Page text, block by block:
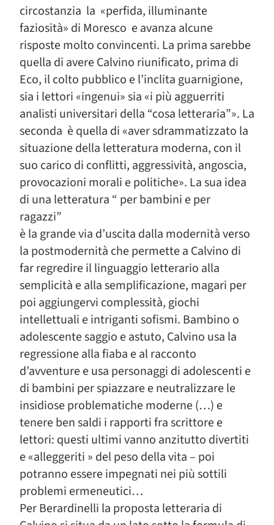
circostanzia la «perfida, illuminante
faziosità» di Moresco e avanza alcune
risposte molto convincenti. La prima sarebbe
quella di avere Calvino riunificato, prima di
Eco, il colto pubblico e l’inclita guarnigione,
sia i lettori «ingenui» sia «i più agguerriti
analisti universitari della “cosa letteraria”». La
seconda è quella di «aver sdrammatizzato la
situazione della letteratura moderna, con il
suo carico di conflitti, aggressività, angoscia,
provocazioni morali e politiche». La sua idea
di una letteratura “ per bambini e per
ragazzi”
è la grande via d’uscita dalla modernità verso
la postmodernità che permette a Calvino di
far regredire il linguaggio letterario alla
semplicità e alla semplificazione, magari per
poi aggiungervi complessità, giochi
intellettuali e intriganti sofismi. Bambino o
adolescente saggio e astuto, Calvino usa la
regressione alla fiaba e al racconto
d’avventure e usa personaggi di adolescenti e
di bambini per spiazzare e neutralizzare le
insidiose problematiche moderne (…) e
tenere ben saldi i rapporti fra scrittore e
lettori: questi ultimi vanno anzitutto divertiti
e «alleggeriti » del peso della vita – poi
potranno essere impegnati nei più sottili
problemi ermeneutici…
Per Berardinelli la proposta letteraria di